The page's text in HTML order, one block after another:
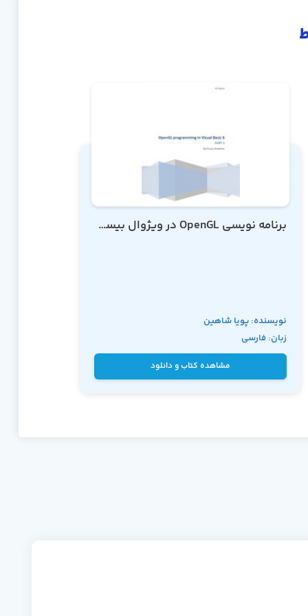
برنامه نویسی OpenGL در ویژوال بیسیک 6
نویسنده: پویا شاهین
فر
زبان: فارسی
مشاهده کتاب و دانلود